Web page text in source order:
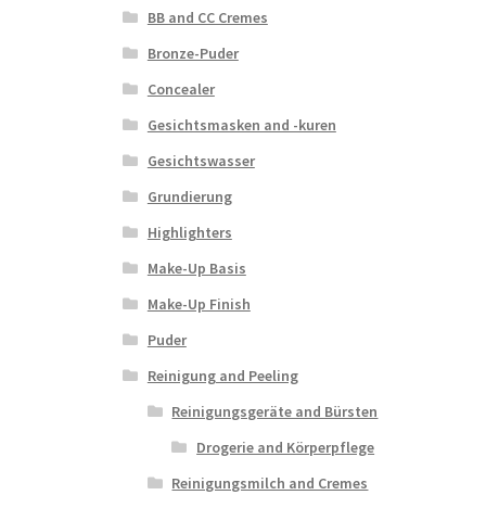
BB and CC Cremes
Bronze-Puder
Concealer
Gesichtsmasken and -kuren
Gesichtswasser
Grundierung
Highlighters
Make-Up Basis
Make-Up Finish
Puder
Reinigung and Peeling
Reinigungsgeräte and Bürsten
Drogerie and Körperpflege
Reinigungsmilch and Cremes